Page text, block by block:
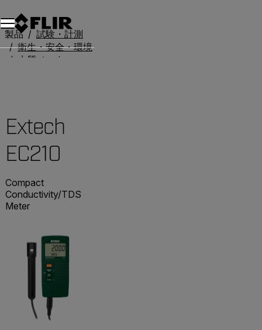
製品
試験・計測
衛生・安全・環境
水質メーター
Extech
EC210
Compact
Conductivity/TDS
Meter